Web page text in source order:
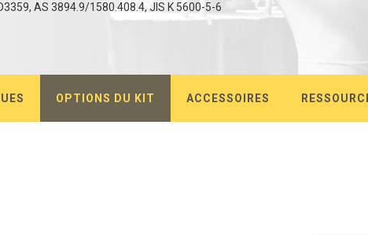
AS 3894.9/1580.408.4, JIS K 5600-5-6
OPTIONS DU KIT ACCESSOIRES